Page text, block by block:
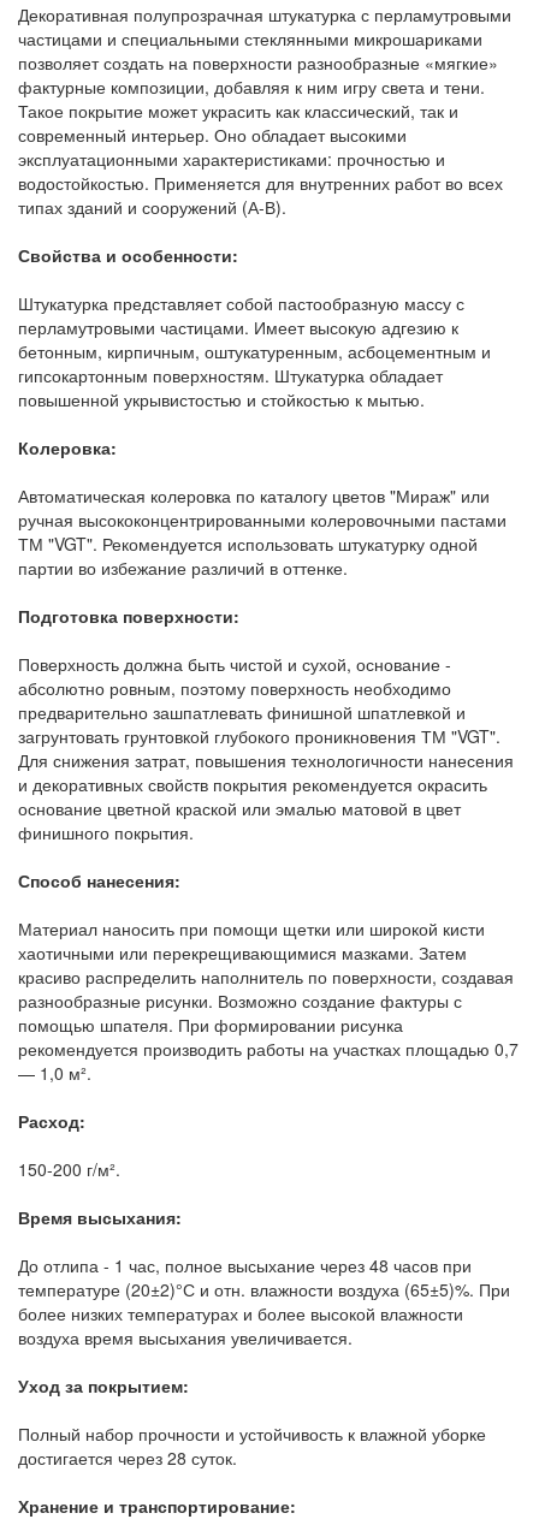
Декоративная полупрозрачная штукатурка с перламутровыми
частицами и специальными стеклянными микрошариками
позволяет создать на поверхности разнообразные «мягкие»
фактурные композиции, добавляя к ним игру света и тени.
Такое покрытие может украсить как классический, так и
современный интерьер. Оно обладает высокими
эксплуатационными характеристиками: прочностью и
водостойкостью. Применяется для внутренних работ во всех
типах зданий и сооружений (А-В).
Свойства и особенности:
Штукатурка представляет собой пастообразную массу с
перламутровыми частицами. Имеет высокую адгезию к
бетонным, кирпичным, оштукатуренным, асбоцементным и
гипсокартонным поверхностям. Штукатурка обладает
повышенной укрывистостью и стойкостью к мытью.
Колеровка:
Автоматическая колеровка по каталогу цветов "Мираж" или
ручная высококонцентрированными колеровочными пастами
ТМ "VGT". Рекомендуется использовать штукатурку одной
партии во избежание различий в оттенке.
Подготовка поверхности:
Поверхность должна быть чистой и сухой, основание -
абсолютно ровным, поэтому поверхность необходимо
предварительно зашпатлевать финишной шпатлевкой и
загрунтовать грунтовкой глубокого проникновения ТМ "VGT".
Для снижения затрат, повышения технологичности нанесения
и декоративных свойств покрытия рекомендуется окрасить
основание цветной краской или эмалью матовой в цвет
финишного покрытия.
Способ нанесения:
Материал наносить при помощи щетки или широкой кисти
хаотичными или перекрещивающимися мазками. Затем
красиво распределить наполнитель по поверхности, создавая
разнообразные рисунки. Возможно создание фактуры с
помощью шпателя. При формировании рисунка
рекомендуется производить работы на участках площадью 0,7
— 1,0 м².
Расход:
150-200 г/м².
Время высыхания:
До отлипа - 1 час, полное высыхание через 48 часов при
температуре (20±2)°С и отн. влажности воздуха (65±5)%. При
более низких температурах и более высокой влажности
воздуха время высыхания увеличивается.
Уход за покрытием:
Полный набор прочности и устойчивость к влажной уборке
достигается через 28 суток.
Хранение и транспортирование: